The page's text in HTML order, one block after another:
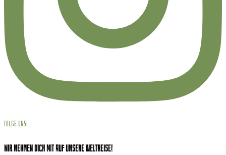
Folge uns!
Wir nehmen dich mit auf unsere Weltreise!